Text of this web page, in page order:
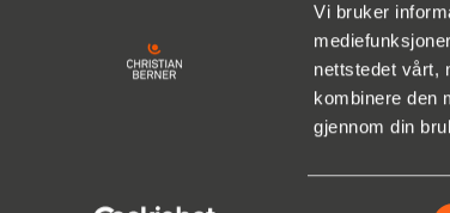
Vi bruker
nettstedet vårt,
kombinere den
gjennom din
SUPPORT